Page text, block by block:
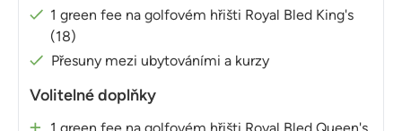
1 green fee na golfovém hřišti Royal Bled King's
(18)
Přesuny mezi ubytováními a kurzy
Volitelné doplňky
1 green fee na golfovém hřišti Royal Bled Queen's